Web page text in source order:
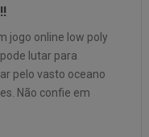
jogo online low poly
lutar para
pelo vasto oceano
Não confie em
Seu